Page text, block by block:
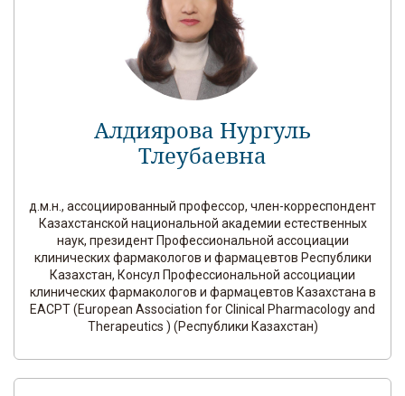
Алдиярова Нургуль
Тлеубаевна
д.м.н., ассоциированный профессор, член-корреспондент
Казахстанской национальной академии естественных
наук, президент Профессиональной ассоциации
клинических фармакологов и фармацевтов Республики
Казахстан, Консул Профессиональной ассоциации
клинических фармакологов и фармацевтов Казахстана в
EACPT (European Association for Clinical Pharmacology and
Therapeutics ) (Республики Казахстан)